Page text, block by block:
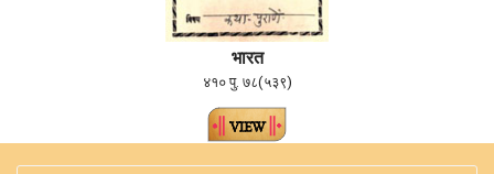
भारत
४१० पु. ७८(५३९)